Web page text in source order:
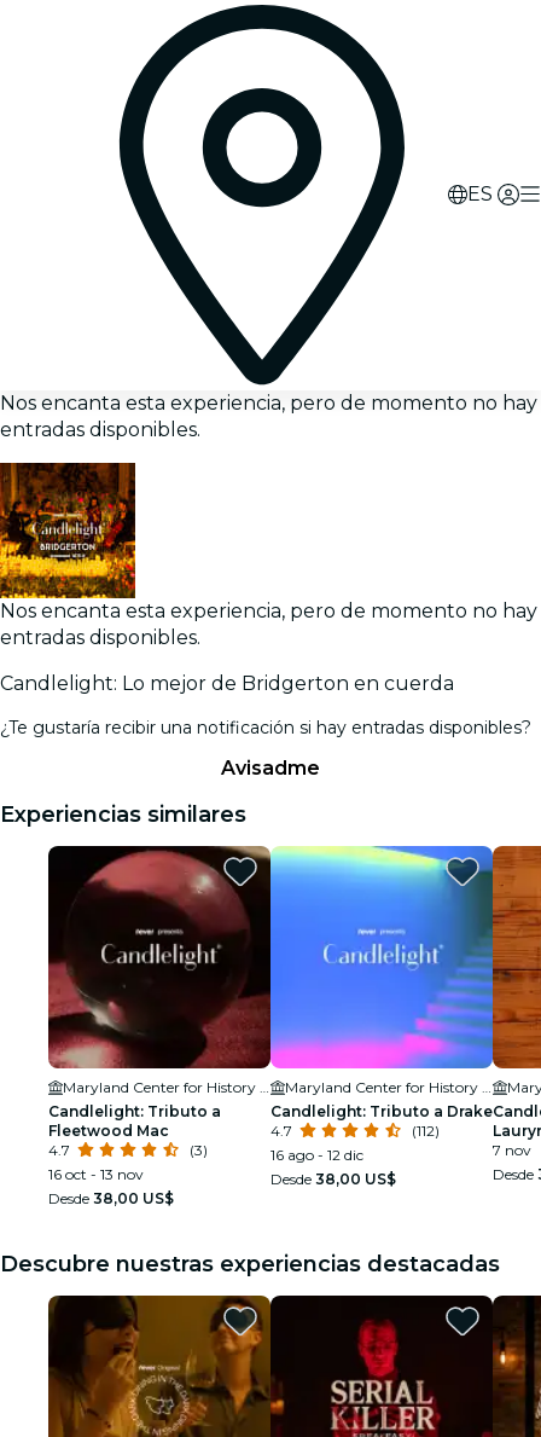
ES
Nos encanta esta experiencia, pero de momento no hay
entradas disponibles.
Nos encanta esta experiencia, pero de momento no hay
entradas disponibles.
Candlelight: Lo mejor de Bridgerton en cuerda
¿Te gustaría recibir una notificación si hay entradas disponibles?
Avisadme
Experiencias similares
Candlelight: Tributo a
Fleetwood Mac
4.7
(3)
16 oct - 13 nov
Desde 38,00 US$
Candlelight: Tributo a Drake
4.7
(112)
16 ago - 12 dic
Desde 38,00 US$
7 nov
Desde
Descubre nuestras experiencias destacadas